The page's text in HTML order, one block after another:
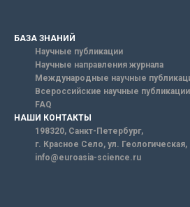
БАЗА ЗНАНИЙ
Научные публикации
Научные направления журнала
Международные научные
Всероссийские научные публикации
FAQ
НАШИ КОНТАКТЫ
198320, Санкт-Петербург,
г. Красное Село, ул.
info@euroasia-science.ru